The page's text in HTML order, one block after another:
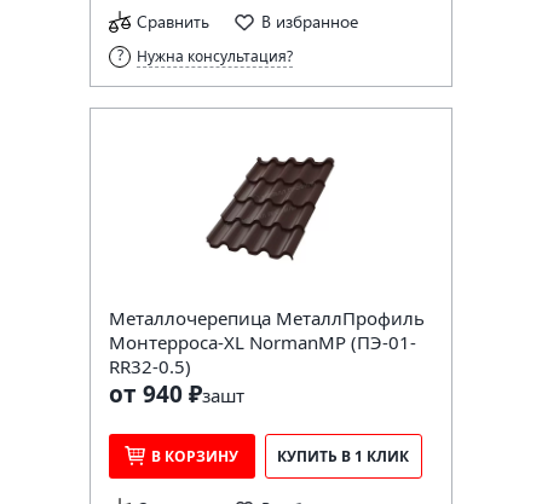
Сравнить В избранное
Нужна консультация?
Металлочерепица МеталлПрофиль
Монтерроса-XL NormanMP (ПЭ-01-
RR32-0.5)
от 940 ₽зашт
В КОРЗИНУ КУПИТЬ В 1 КЛИК